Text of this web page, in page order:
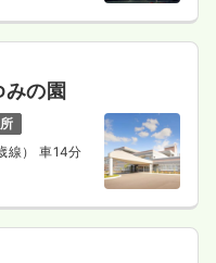
みの園
線） 車14分